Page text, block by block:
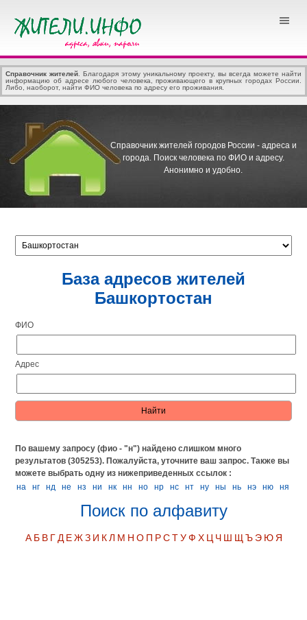
Справочник жителей . Благодаря этому уникальному проекту, вы всегда можете найти
информацию об адресе любого человека, проживающего в крупных городах России.
Либо, наоборот, найти ФИО человека по адресу его проживания.
Справочник жителей городов России - адреса и
города. Поиск человека по ФИО и адресу.
Анонимно и удобно.
База адресов жителей
Башкортостан
ФИО
Адрес
По вашему запросу (фио - "н") найдено слишком много
результатов (305253). Пожалуйста, уточните ваш запрос.Также вы
можете выбрать одну из нижеприведенных ссылок :
на
нг нд не нз ни нк нн но нр нс нт ну ны нь нэ ню ня
Поиск по алфавиту
А Б В Г Д Е Ж З И К Л М Н О П Р С Т У Ф Х Ц Ч Ш Щ Ъ Э Ю Я